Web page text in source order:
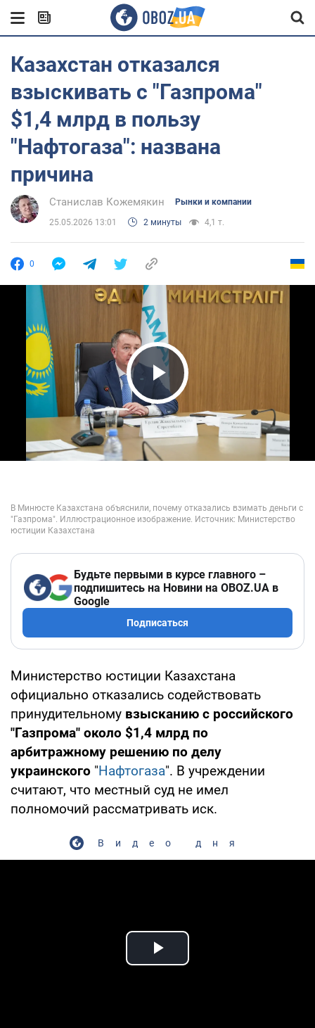
Казахстан отказался
взыскивать с "Газпрома"
$1,4 млрд в пользу
"Нафтогаза": названа
причина
Станислав Кожемякин Рынки и компании
25.05.2026 13:01 2 минуты 4,1 т.
0
Play Video
Будьте первыми в курсе главного –
подпишитесь на Новини на OBOZ.UA в
Google
Подписаться
Министерство юстиции Казахстана
официально отказались содействовать
принудительному взысканию с российского
"Газпрома" около $1,4 млрд по
арбитражному решению по делу
украинского "Нафтогаза". В учреждении
считают, что местный суд не имел
полномочий рассматривать иск.
Видео дня
Play Video